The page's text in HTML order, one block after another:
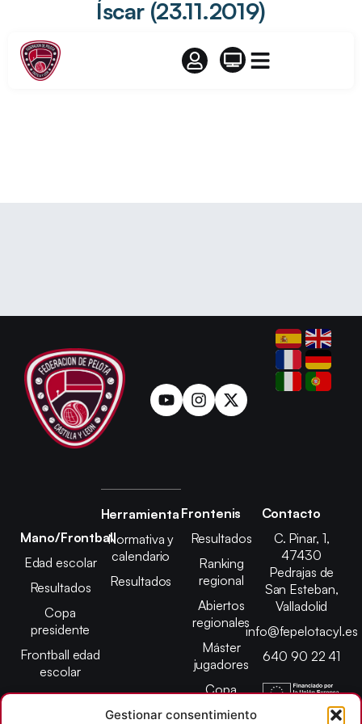
Gestionar consentimiento
Íscar (23.11.2019)
Mano/Frontball
Edad escolar
Resultados
Copa
presidente
Frontball edad
escolar
Herramienta
Normativa y
calendario
Resultados
Frontenis
Resultados
Ranking
regional
Abiertos
regionales
Máster
jugadores
Copa
presidente
Contacto
C. Pinar, 1,
47430
Pedrajas de
San Esteban,
Valladolid
info@fepelotacyl.es
640 90 22 41